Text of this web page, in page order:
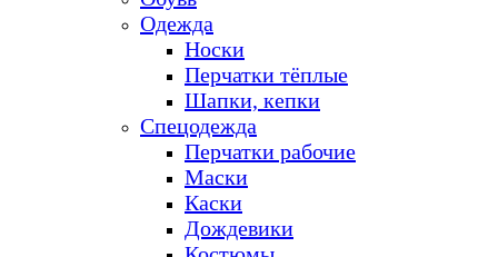
Одежда
Носки
Перчатки тёплые
Шапки, кепки
Спецодежда
Перчатки рабочие
Маски
Каски
Дождевики